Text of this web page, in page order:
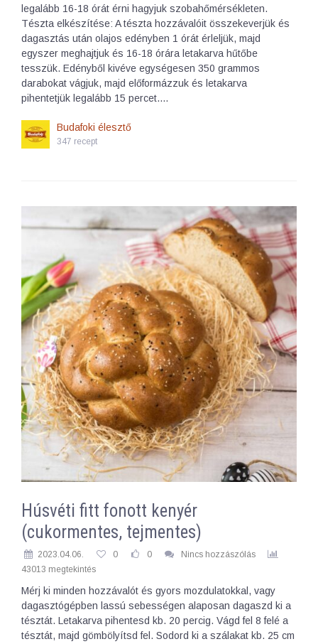
legalább 16-18 órát érni hagyjuk szobahőmérsékleten.
Tészta elkészítése: A tészta hozzávalóit összekeverjük és
dagasztás után olajos edényben 1 órát érleljük, majd
egyszer meghajtjuk és 16-18 órára letakarva hűtőbe
tesszük. Edényből kivéve egységesen 350 grammos
darabokat vágjuk, majd előformázzuk és letakarva
pihentetjük legalább 15 percet.…
Budafoki élesztő
347 recept
Húsvéti fitt fonott kenyér
(cukormentes, tejmentes)
2023.04.06. 0 0
Nincs hozzászólás
43013 megtekintés
Mérj ki minden hozzávalót és gyors mozdulatokkal, vagy
dagasztógépben lassú sebességen alaposan dagaszd ki a
tésztát. Letakarva pihentesd kb. 20 percig. Vágd fel 8 felé a
tésztát, majd gömbölyítsd fel. Sodord ki a szálakat kb. 25 cm